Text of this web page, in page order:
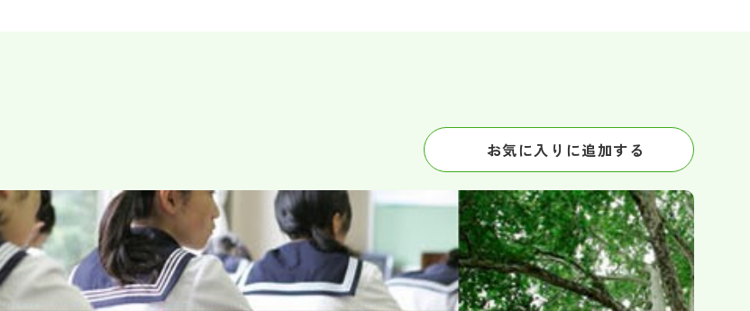
お気に入りに追加する